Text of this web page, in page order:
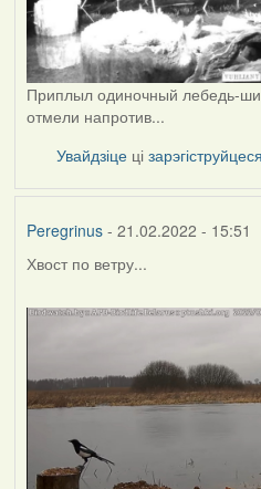
Приплыл одиночный лебедь-
отмели напротив...
Увайдзіце цізарэгіструйцеся
Peregrinus- 21.02.2022 - 15:51
Хвост по ветру...